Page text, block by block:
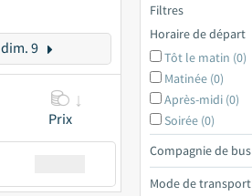
dim. 9
Prix
Filtres
Horaire de départ
Tôt le matin (0)
Matinée (0)
Après-midi (0)
Soirée (0)
Compagnie de bus
Mode de transport